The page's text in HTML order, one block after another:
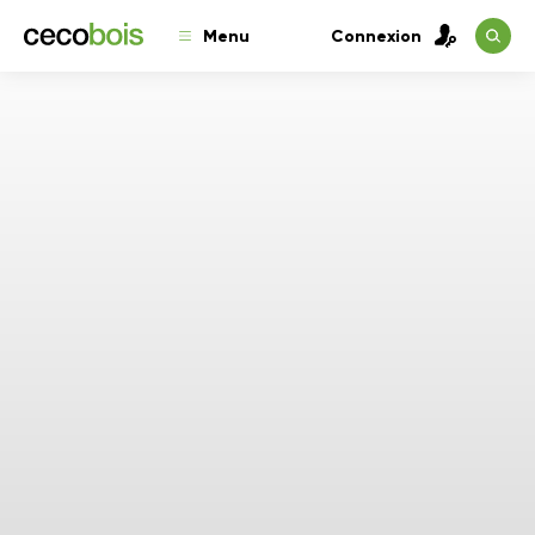
Menu Connexion